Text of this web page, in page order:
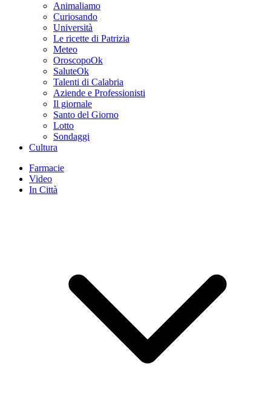
Animaliamo
Curiosando
Università
Le ricette di Patrizia
Meteo
OroscopoOk
SaluteOk
Talenti di Calabria
Aziende e Professionisti
Il giornale
Santo del Giorno
Lotto
Sondaggi
Cultura
Farmacie
Video
In Città